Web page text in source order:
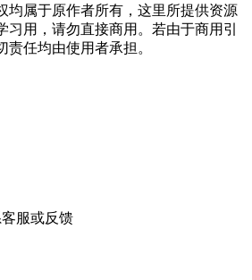
均属于原作者所有，这里所提供资源
习用，请勿直接商用。若由于商用引
责任均由使用者承担。
服或反馈